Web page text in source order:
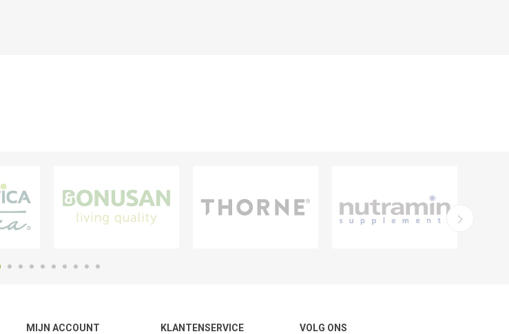
MIJN ACCOUNT KLANTENSERVICE VOLG ONS